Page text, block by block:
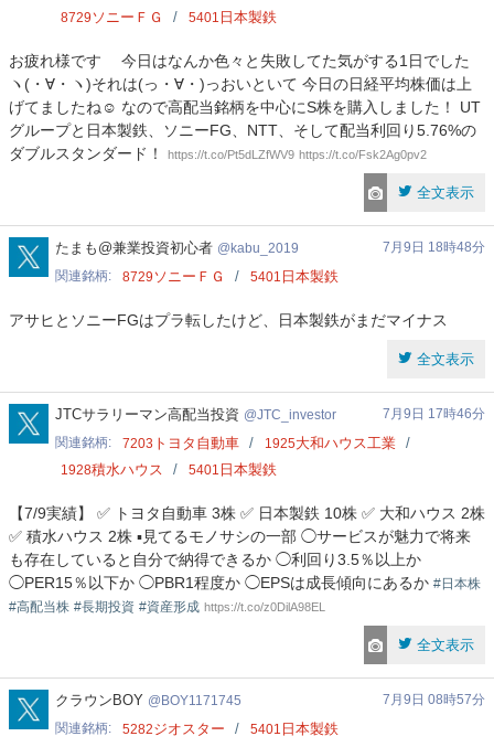
8729 ソニーＦＧ 5401 日本製鉄
お疲れ様です 今日はなんか色々と失敗してた気がする1日でした
ヽ(・∀・ヽ)それは(っ・∀・)っおいといて 今日の日経平均株価は上
げてましたね☺ なので高配当銘柄を中心にS株を購入しました！ UT
グループと日本製鉄、ソニーFG、NTT、そして配当利回り5.76%の
ダブルスタンダード！
https://t.co/Pt5dLZfWV9 https://t.co/Fsk2Ag0pv2
全文表示
kabu_2019
たまも@兼業投資初心者 kabu_2019
7月9日 18時48分
関連銘柄
8729 ソニーＦＧ 5401 日本製鉄
アサヒとソニーFGはプラ転したけど、日本製鉄がまだマイナス
全文表示
JTC_investor
JTCサラリーマン高配当投資 JTC_investor
7月9日 17時46分
関連銘柄
7203 トヨタ自動車 1925大和ハウス工業
1928積水ハウス 5401 日本製鉄
【7/9実績】 ✅ トヨタ自動車 3株 ✅ 日本製鉄 10株 ✅ 大和ハウス 2株
✅ 積水ハウス 2株 ▪️見てるモノサシの一部 ◯サービスが魅力で将来
も存在していると自分で納得できるか ◯利回り3.5％以上か
◯PER15％以下か ◯PBR1程度か ◯EPSは成長傾向にあるか #日本株
#高配当株 #長期投資 #資産形成 https://t.co/z0DilA98EL
全文表示
BOY1171745
クラウンBOY BOY1171745
7月9日 08時57分
関連銘柄
5282ジオスター 5401 日本製鉄